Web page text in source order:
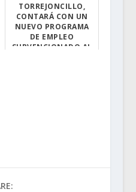
TORREJONCILLO,
CONTARÁ CON UN
NUEVO PROGRAMA
DE EMPLEO
SUBVENCIONADO AL